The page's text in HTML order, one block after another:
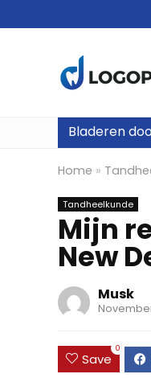
Bladeren
Home »
Tandheelkunde
Mijn
New
Musk
Save
0